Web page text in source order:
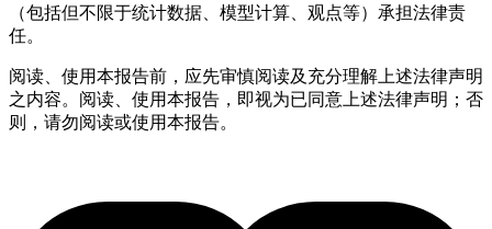
（包括但不限于统计数据、模型计算、观点等）承担法律责
任。
阅读、使用本报告前，应先审慎阅读及充分理解上述法律声明
之内容。阅读、使用本报告，即视为已同意上述法律声明；否
则，请勿阅读或使用本报告。